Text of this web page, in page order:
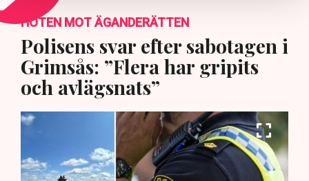
HOTEN MOT ÄGANDERÄTTEN
Polisens svar efter sabotagen i
Grimsås: ”Flera har gripits
och avlägsnats”